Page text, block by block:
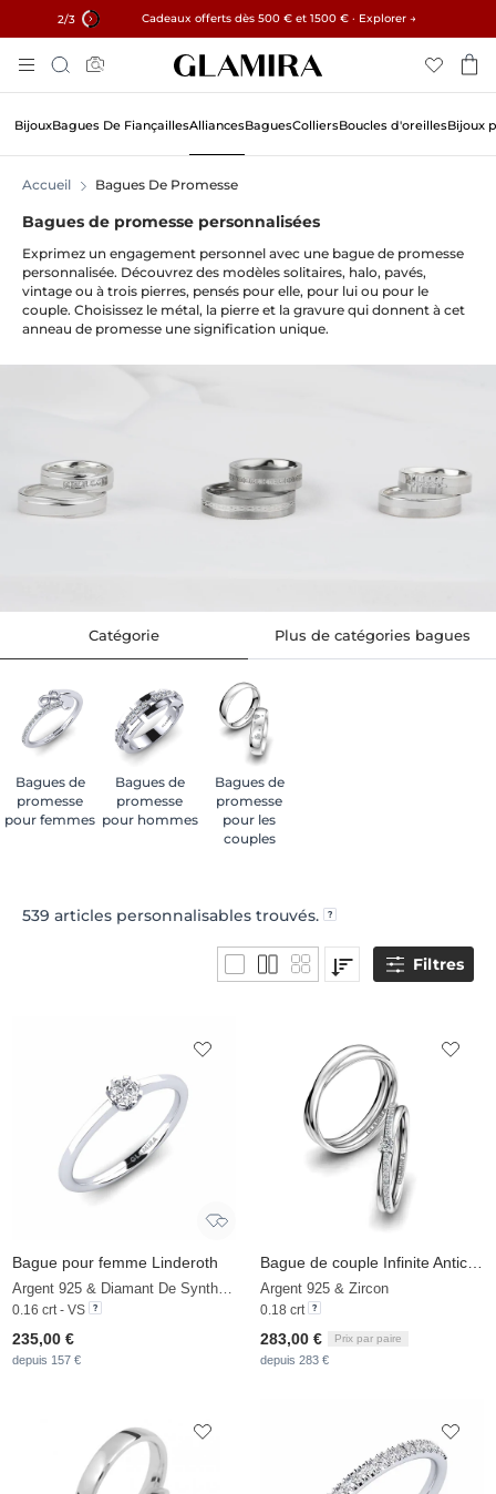
2/3 15% sur toutes les commandes →
Cadeaux offerts dès 500 € et 1500 € · Explorer →
✓ Retours sous 60 jours ✓ Redimensionnement gratuit
Au
Contenu
Rechercher
BijouxBagues De FiançaillesAlliancesBaguesColliersBoucles d'oreillesBijoux
Accueil Bagues De Promesse
Bagues de promesse personnalisées
Exprimez un engagement personnel avec une bague de promesse
personnalisée. Découvrez des modèles solitaires, halo, pavés,
vintage ou à trois pierres, pensés pour elle, pour lui ou pour le
couple. Choisissez le métal, la pierre et la gravure qui donnent à cet
anneau de promesse une signification unique.
Catégorie
Bagues de
promesse
pour femmes
Bagues de
promesse
pour hommes
Bagues de
promesse
pour les
couples
Plus de catégories bagues
539 articles personnalisables trouvés.
Filtres
Bague pour femme Linderoth
Argent 925 & Diamant De Synthèse
0.16 crt - VS
235,00 €
depuis 157 €
Argent 925 & Zircon
0.18 crt
283,00 € Prix par paire
depuis 283 €